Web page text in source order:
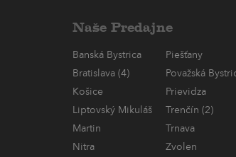
Naše Predajne
Banská Bystrica
Piešťany
Bratislava (4)
Považská
Košice
Prievidza
Liptovský Mikuláš
Trenčín (2)
Martin
Trnava
Nitra
Zvolen